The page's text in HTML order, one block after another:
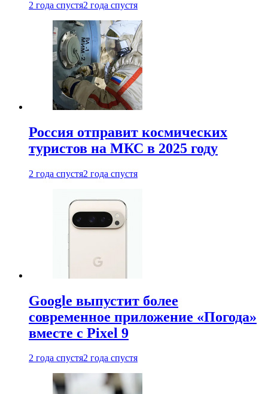
2 года спустя2 года спустя
Россия отправит космических
туристов на МКС в 2025 году
2 года спустя2 года спустя
Google выпустит более
современное приложение «Погода»
вместе с Pixel 9
2 года спустя2 года спустя